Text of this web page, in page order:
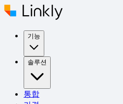
기능
솔루션
통합